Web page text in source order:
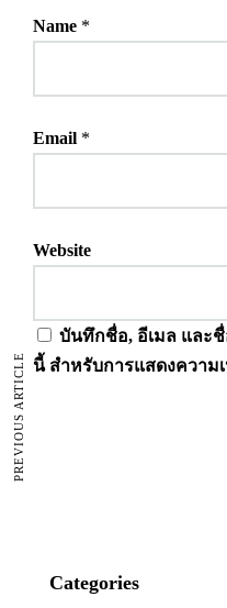
Name *
Email *
Website
บันทึกชื่อ, อีเมล และชื่
นี้ สำหรับการแสดงความ
PREVIOUS ARTICLE
Categories